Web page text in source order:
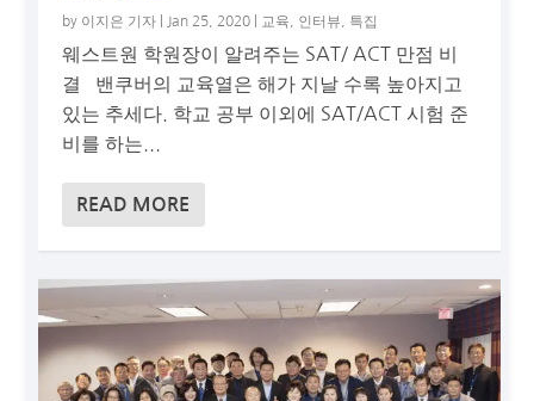
by 이지은 기자 Jan 25, 2020 교육 인터뷰 특집
웨스트원 학원장이 알려주는 SAT/ ACT 만점 비
결 밴쿠버의 교육열은 해가 지날 수록 높아지고
있는 추세다. 학교 공부 이외에 SAT/ACT 시험 준
비를 하는...
READ MORE